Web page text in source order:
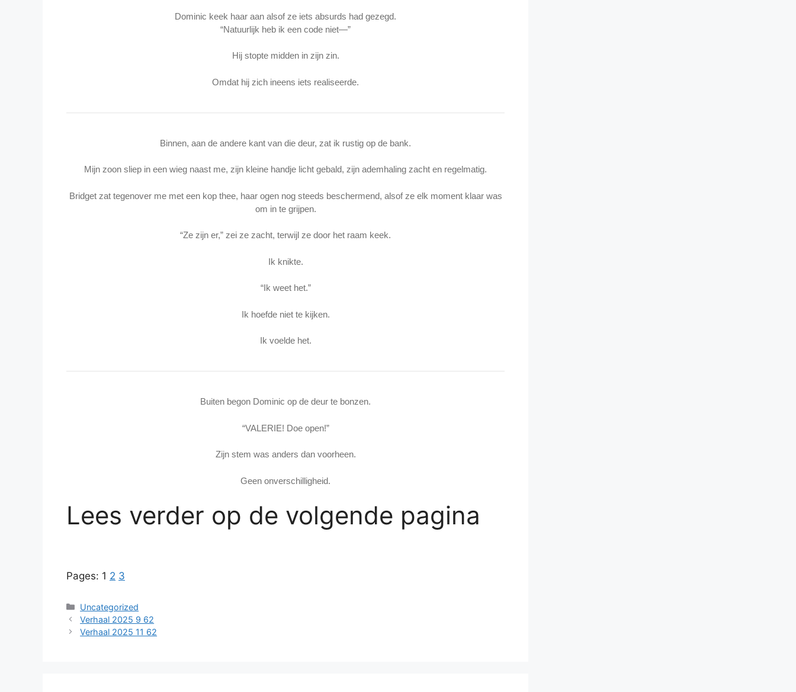
Dominic keek haar aan alsof ze iets absurds had gezegd.
“Natuurlijk heb ik een code niet—”
Hij stopte midden in zijn zin.
Omdat hij zich ineens iets realiseerde.
Binnen, aan de andere kant van die deur, zat ik rustig op de bank.
Mijn zoon sliep in een wieg naast me, zijn kleine handje licht gebald, zijn ademhaling zacht en regelmatig.
Bridget zat tegenover me met een kop thee, haar ogen nog steeds beschermend, alsof ze elk moment klaar was
om in te grijpen.
“Ze zijn er,” zei ze zacht, terwijl ze door het raam keek.
Ik knikte.
“Ik weet het.”
Ik hoefde niet te kijken.
Ik voelde het.
Buiten begon Dominic op de deur te bonzen.
“VALERIE! Doe open!”
Zijn stem was anders dan voorheen.
Geen onverschilligheid.
Lees verder op de volgende pagina
Pages: 1 2 3
Categories
Uncategorized
Verhaal 2025 9 62
Verhaal 2025 11 62